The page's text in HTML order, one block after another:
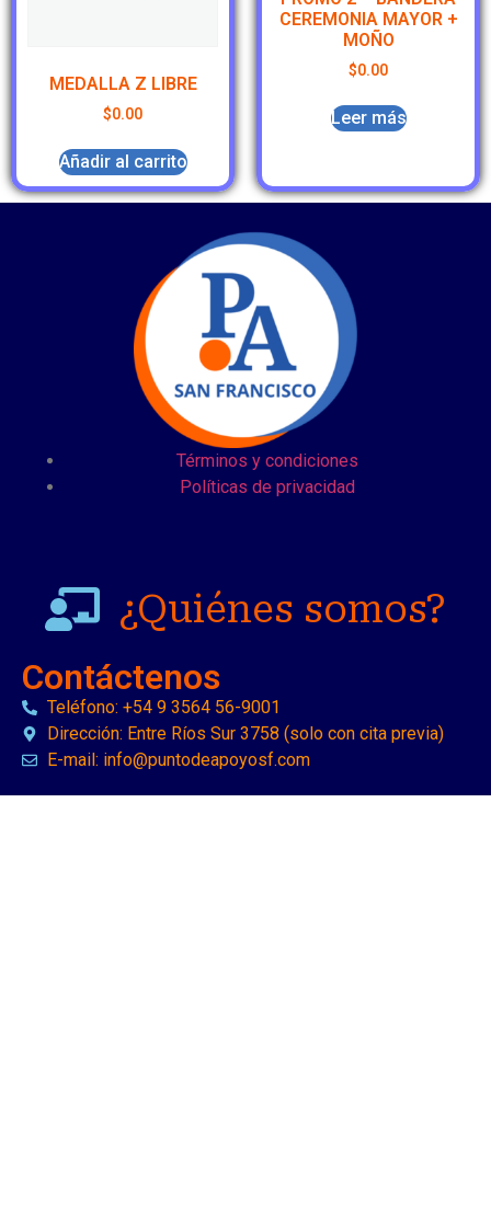
MEDALLA Z LIBRE
$0.00
Añadir al carrito
CEREMONIA MAYOR +
MOÑO
$0.00
Leer más
Términos y condiciones
Políticas de privacidad
¿Quiénes somos?
Contáctenos
Teléfono: +54 9 3564 56-9001
Dirección: Entre Ríos Sur 3758 (solo con cita previa)
E-mail: info@puntodeapoyosf.com